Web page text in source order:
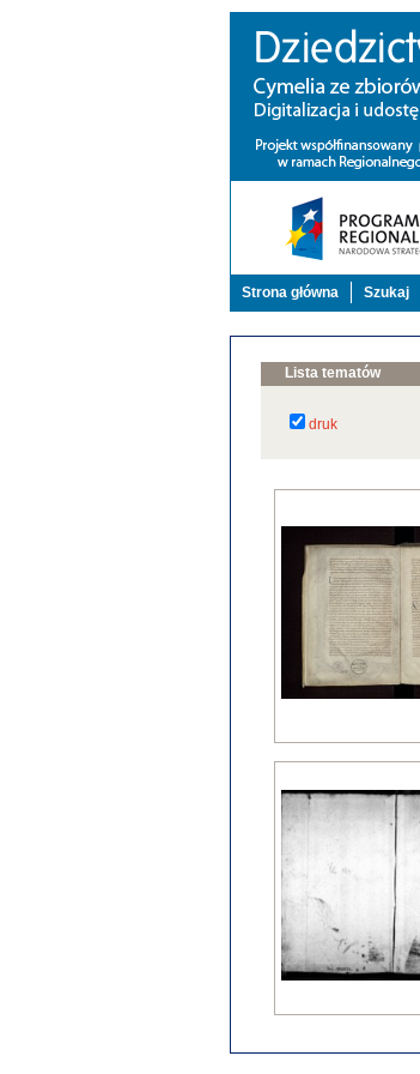
Strona główna Szukaj
Lista tematów
druk